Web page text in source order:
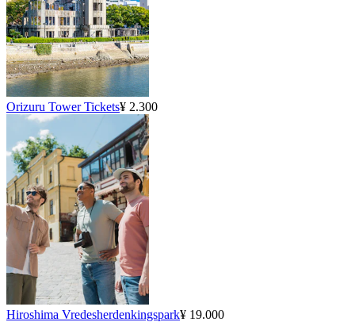
Orizuru Tower Tickets¥ 2.300
Hiroshima Vredesherdenkingspark¥ 19.000